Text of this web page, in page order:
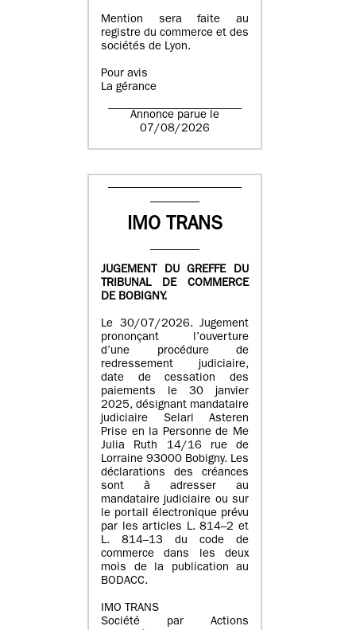
Mention sera faite au
registre du commerce et des
sociétés de Lyon.
Pour avis
La gérance
Annonce parue le
07/08/2026
IMO TRANS
JUGEMENT DU GREFFE DU
TRIBUNAL DE COMMERCE
DE BOBIGNY.
Le 30/07/2026. Jugement
prononçant l’ouverture
d’une procédure de
redressement judiciaire,
date de cessation des
paiements le 30 janvier
2025, désignant mandataire
judiciaire Selarl Asteren
Prise en la Personne de Me
Julia Ruth 14/16 rue de
Lorraine 93000 Bobigny. Les
déclarations des créances
sont à adresser au
mandataire judiciaire ou sur
le portail électronique prévu
par les articles L. 814–2 et
L. 814–13 du code de
commerce dans les deux
mois de la publication au
BODACC.
IMO TRANS
Société par Actions